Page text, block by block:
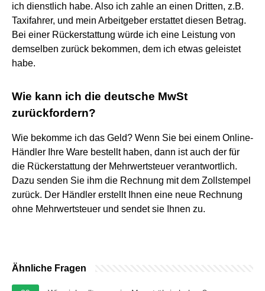
ich dienstlich habe. Also ich zahle an einen Dritten, z.B.
Taxifahrer, und mein Arbeitgeber erstattet diesen Betrag.
Bei einer Rückerstattung würde ich eine Leistung von
demselben zurück bekommen, dem ich etwas geleistet
habe.
Wie kann ich die deutsche MwSt
zurückfordern?
Wie bekomme ich das Geld? Wenn Sie bei einem Online-
Händler Ihre Ware bestellt haben, dann ist auch der für
die Rückerstattung der Mehrwertsteuer verantwortlich.
Dazu senden Sie ihm die Rechnung mit dem Zollstempel
zurück. Der Händler erstellt Ihnen eine neue Rechnung
ohne Mehrwertsteuer und sendet sie Ihnen zu.
Ähnliche Fragen